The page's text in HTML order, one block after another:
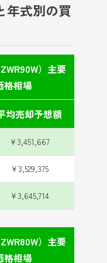
年式別の買
）主要
格相場
均売却予想額
¥3,451,667
¥3,529,375
¥3,645,714
）主要
格相場